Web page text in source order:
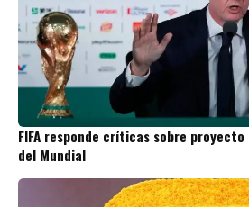
FIFA responde críticas sobre
del Mundial